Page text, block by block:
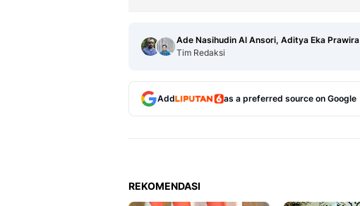
Ade Nasihudin Al Ansori, Aditya Eka Prawira
Tim Redaksi
Add as a preferred source on Google
REKOMENDASI